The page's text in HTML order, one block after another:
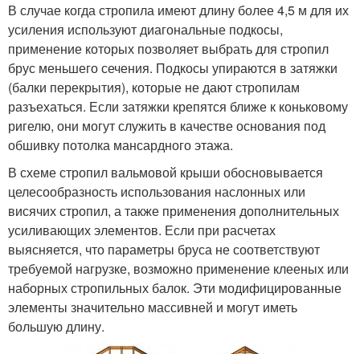
В случае когда стропила имеют длину более 4,5 м для их
усиления используют диагональные подкосы,
применение которых позволяет выбрать для стропил
брус меньшего сечения. Подкосы упираются в затяжки
(балки перекрытия), которые не дают стропилам
разъехаться. Если затяжки крепятся ближе к коньковому
ригелю, они могут служить в качестве основания под
обшивку потолка мансардного этажа.
В схеме стропил вальмовой крыши обосновывается
целесообразность использования наслонных или
висячих стропил, а также применения дополнительных
усиливающих элементов. Если при расчетах
выясняется, что параметры бруса не соответствуют
требуемой нагрузке, возможно применение клееных или
наборных стропильных балок. Эти модифицированные
элементы значительно массивней и могут иметь
большую длину.